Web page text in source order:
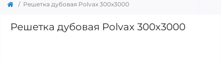
Решетка дубовая Polvax 300х3000
Решетка дубовая Polvax 300х3000